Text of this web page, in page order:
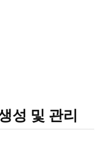
성 및 관리